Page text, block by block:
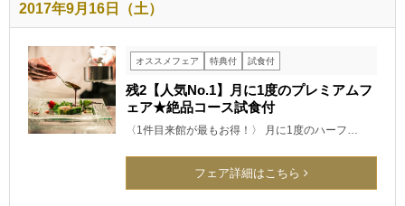
2017年9月16日（土）
オススメフェア 特典付 試食付
残2【人気No.1】月に1度のプレミアムフ
ェア★絶品コース試食付
〈1件目来館が最もお得！〉 月に1度のハーフ…
フェア詳細はこちら